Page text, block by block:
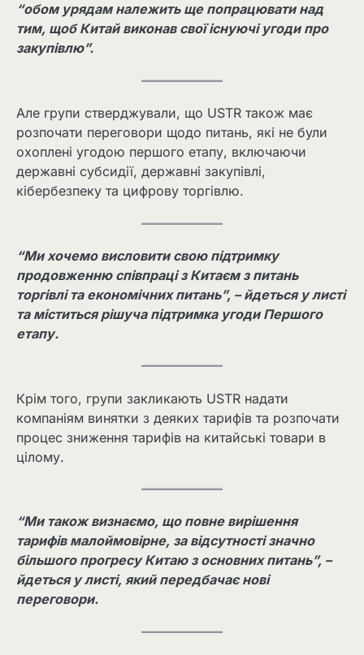
“обом урядам належить ще попрацювати над
тим, щоб Китай виконав свої існуючі угоди про
закупівлю”.
Але групи стверджували, що USTR також має
розпочати переговори щодо питань, які не були
охоплені угодою першого етапу, включаючи
державні субсидії, державні закупівлі,
кібербезпеку та цифрову торгівлю.
“Ми хочемо висловити свою підтримку
продовженню співпраці з Китаєм з питань
торгівлі та економічних питань”, – йдеться у листі
та міститься рішуча підтримка угоди Першого
етапу.
Крім того, групи закликають USTR надати
компаніям винятки з деяких тарифів та розпочати
процес зниження тарифів на китайські товари в
цілому.
“Ми також визнаємо, що повне вирішення
тарифів малоймовірне, за відсутності значно
більшого прогресу Китаю з основних питань”, –
йдеться у листі, який передбачає нові
переговори.